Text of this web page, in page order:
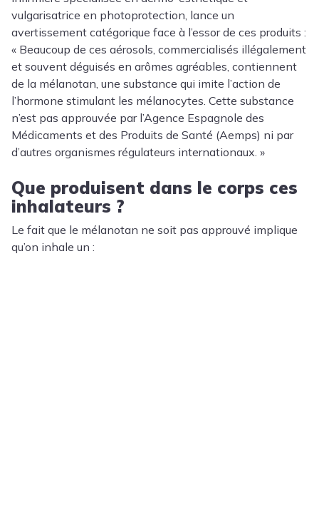
vulgarisatrice en photoprotection, lance un
avertissement catégorique face à l’essor de ces produits :
« Beaucoup de ces aérosols, commercialisés illégalement
et souvent déguisés en arômes agréables, contiennent
de la mélanotan, une substance qui imite l’action de
l’hormone stimulant les mélanocytes. Cette substance
n’est pas approuvée par l’Agence Espagnole des
Médicaments et des Produits de Santé (Aemps) ni par
d’autres organismes régulateurs internationaux. »
Que produisent dans le corps ces
inhalateurs ?
Le fait que le mélanotan ne soit pas approuvé implique
qu’on inhale un :